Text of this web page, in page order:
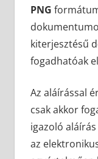
PNG
kiterjesztésű
fogadhatóak
Az aláírással
csak akkor
igazoló
az